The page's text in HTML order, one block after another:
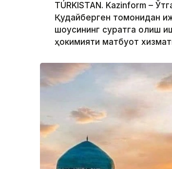
TÚRKІSTAN. Kazinform –
Қудайберген томонидан
шоусининг суратга олиш
ҳокимияти матбуот